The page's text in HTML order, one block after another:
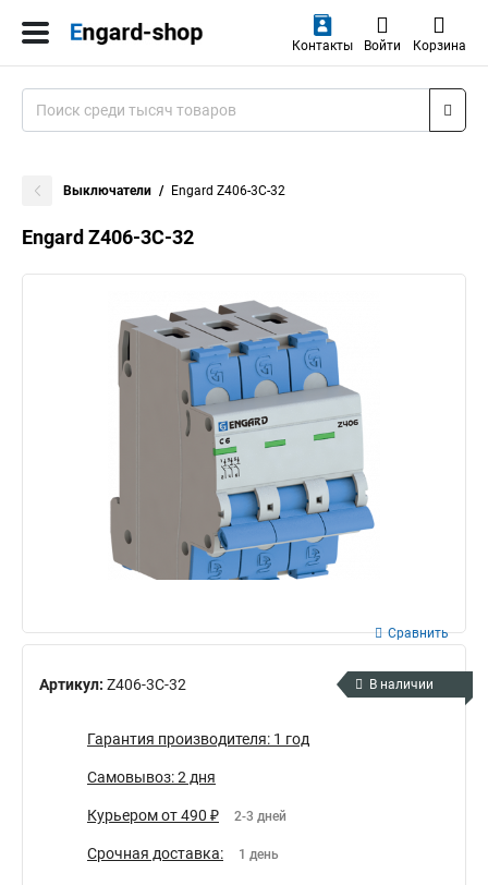
Контакты Войти Корзина
Выключатели Engard Z406-3C-32
Engard Z406-3C-32
Артикул: Z406-3C-32
Сравнить
В наличии
Гарантия производителя: 1 год
Самовывоз: 2 дня
Курьером от 490 ₽ 2-3 дней
Срочная доставка: 1 день